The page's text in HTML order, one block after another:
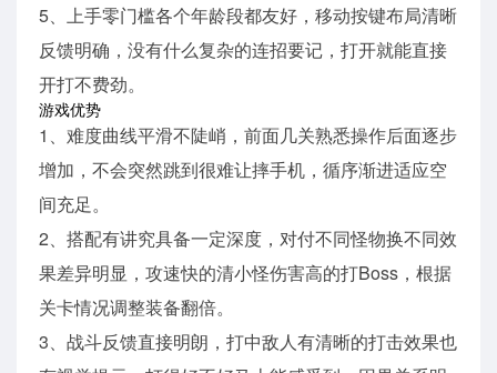
5、上手零门槛各个年龄段都友好，移动按键布局清晰
反馈明确，没有什么复杂的连招要记，打开就能直接
开打不费劲。
游戏优势
1、难度曲线平滑不陡峭，前面几关熟悉操作后面逐步
增加，不会突然跳到很难让摔手机，循序渐进适应空
间充足。
2、搭配有讲究具备一定深度，对付不同怪物换不同效
果差异明显，攻速快的清小怪伤害高的打Boss，根据
关卡情况调整装备翻倍。
3、战斗反馈直接明朗，打中敌人有清晰的打击效果也